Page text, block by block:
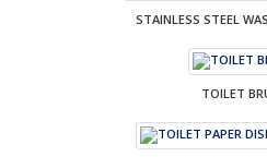
STAINLESS STEEL
TOILET